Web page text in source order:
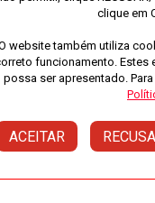
clique em
website também utiliza
funcionamento. Estes
possa ser apresentado.
ACEITAR